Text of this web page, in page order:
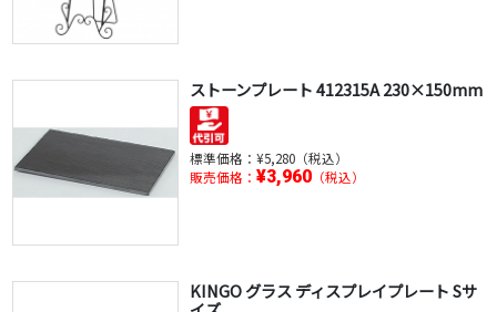
ストーンプレート 412315A 230×150mm
標準価格： ¥5,280（税込）
販売価格： ¥3,960（税込）
KINGO グラス ディスプレイプレート Sサ